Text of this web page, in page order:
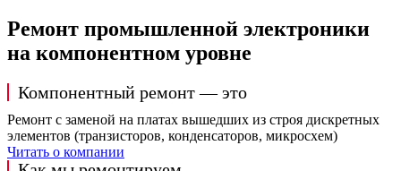
Ремонт промышленной электроники
на компонентном уровне
Компонентный ремонт — это
Ремонт с заменой на платах вышедших из строя дискретных
элементов (транзисторов, конденсаторов, микросхем)
Читать о компании